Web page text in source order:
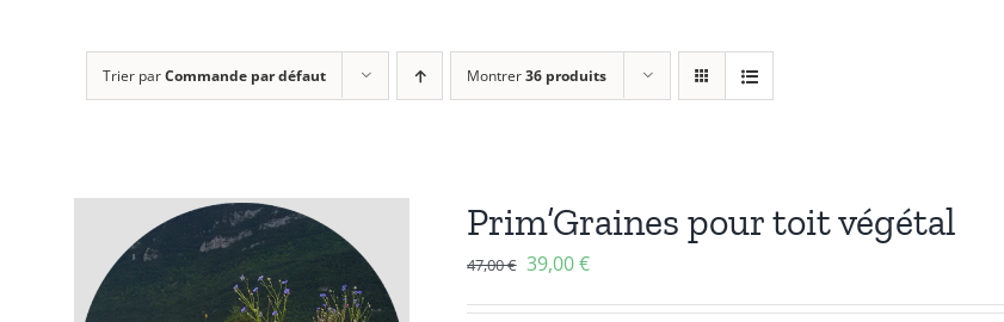
Trier parCommande par défaut Montrer36 produits
Prim’Graines pour toit végétal
47,00€ 39,00€